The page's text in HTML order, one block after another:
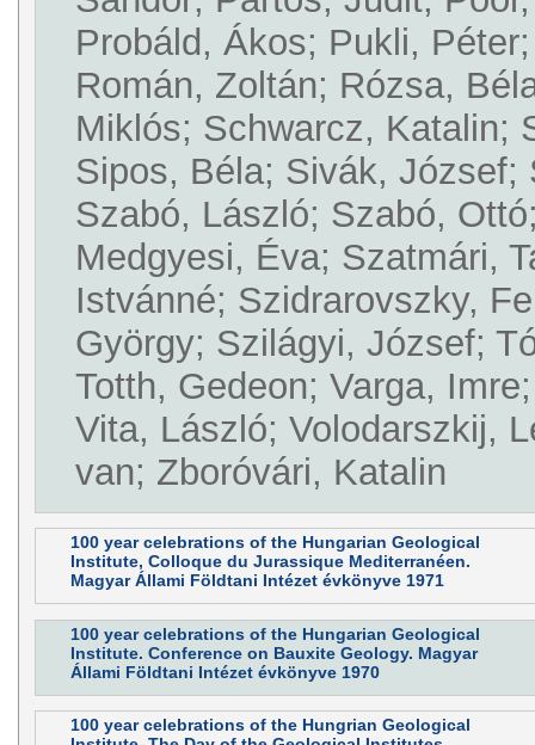
Probáld, Ákos; Pukli,
Román, Zoltán; Rózsa,
Miklós; Schwarcz, Katalin;
Sipos, Béla; Sivák, József;
Szabó, László; Szabó,
Medgyesi, Éva; Szatmári,
Istvánné; Szidrarovszky,
György; Szilágyi, József;
Totth, Gedeon; Varga,
Vita, László; Volodarszkij,
van; Zboróvári, Katalin
100 year celebrations of the Hungarian Geological
Institute, Colloque du Jurassique Mediterranéen.
Magyar Állami Földtani Intézet évkönyve 1971
100 year celebrations of the Hungarian Geological
Institute. Conference on Bauxite Geology. Magyar
Állami Földtani Intézet évkönyve 1970
100 year celebrations of the Hungrian Geological